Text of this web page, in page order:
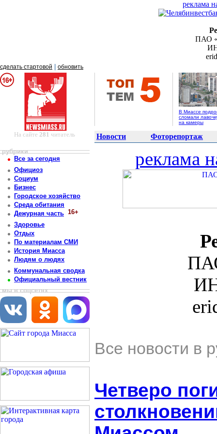
реклама
ПАО
сделать стартовой обновить
В Миассе
сломали
на камеры
На сайте 281 читатель Новости Фоторепортаж
рубрики
Все за сегодня
Официоз
Социум
Бизнес
Городское хозяйство
Среда обитания
Дежурная часть 16+
Здоровье
Отдых
По материалам СМИ
История Миасса
Людям о людях
Коммунальная сводка
Официальный вестник
мы в соцсетях
реклама
Все новости в
Четверо